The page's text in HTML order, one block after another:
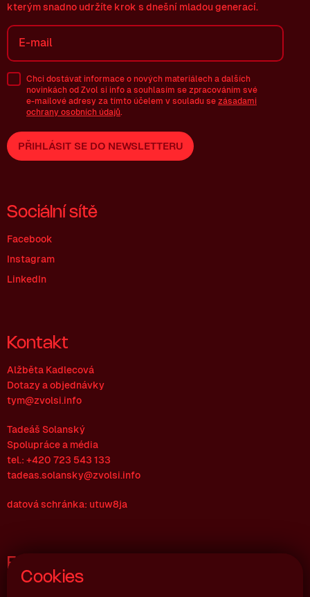
Cookies
kterým snadno udržíte krok s dnešní mladou generací.
Chci dostávat informace o nových materiálech a dalších
novinkách od Zvol si info a souhlasím se zpracováním své
e-mailové adresy za tímto účelem v souladu se zásadami
ochrany osobních údajů.
PŘIHLÁSIT SE DO NEWSLETTERU
Sociální sítě
Facebook
Instagram
LinkedIn
Kontakt
Alžběta Kadlecová
Dotazy a objednávky
tym@zvolsi.info
Tadeáš Solanský
Spolupráce a média
tel.: +420 723 543 133
tadeas.solansky@zvolsi.info
datová schránka: utuw8ja
Fakturační údaje